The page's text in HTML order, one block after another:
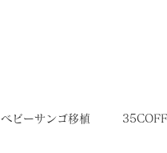
ベビーサンゴ移植